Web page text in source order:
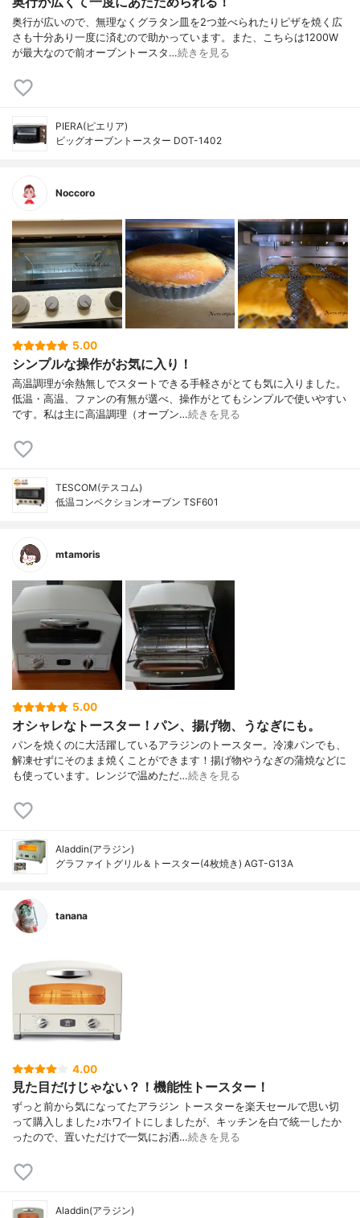
奥行が広いので、無理なくグラタン皿を2つ並べられたりピザを焼く広
さも十分あり一度に済むので助かっています。また、こちらは1200W
が最大なので前オーブントースタ…続きを見る
PIERA(ピエリア)
ビッグオーブントースター DOT-1402
Noccoro
5.00
シンプルな操作がお気に入り！
高温調理が余熱無しでスタートできる手軽さがとても気に入りました。
低温・高温、ファンの有無が選べ、操作がとてもシンプルで使いやすい
です。私は主に高温調理（オーブン…続きを見る
TESCOM(テスコム)
低温コンベクションオーブン TSF601
mtamoris
5.00
オシャレなトースター！パン、揚げ物、うなぎにも。
パンを焼くのに大活躍しているアラジンのトースター。冷凍パンでも、
解凍せずにそのまま焼くことができます！揚げ物やうなぎの蒲焼などに
も使っています。レンジで温めただ…続きを見る
Aladdin(アラジン)
グラファイトグリル＆トースター(4枚焼き) AGT-G13A
tanana
4.00
見た目だけじゃない？！機能性トースター！
ずっと前から気になってたアラジン トースターを楽天セールで思い切
って購入しました♪ホワイトにしましたが、キッチンを白で統一したか
ったので、置いただけで一気にお洒…続きを見る
Aladdin(アラジン)